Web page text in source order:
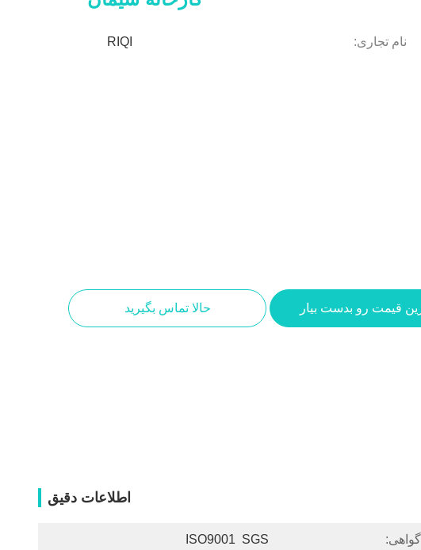
نام تجاری: RIQI
قیمت رو بدست بیار حالا تماس بگیرید
اطلاعات دقیق
گواهی: ISO9001  SGS